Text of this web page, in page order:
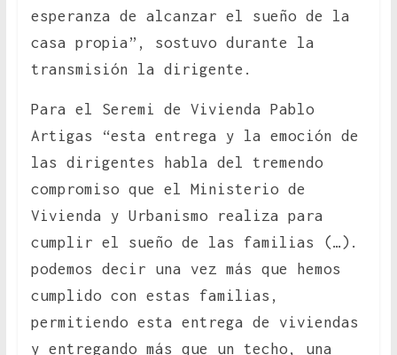
esperanza de alcanzar el sueño de la
casa propia”, sostuvo durante la
transmisión la dirigente.
Para el Seremi de Vivienda Pablo
Artigas “esta entrega y la emoción de
las dirigentes habla del tremendo
compromiso que el Ministerio de
Vivienda y Urbanismo realiza para
cumplir el sueño de las familias (…).
podemos decir una vez más que hemos
cumplido con estas familias,
permitiendo esta entrega de viviendas
y entregando más que un techo, una